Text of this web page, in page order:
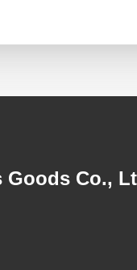
Goods Co.,